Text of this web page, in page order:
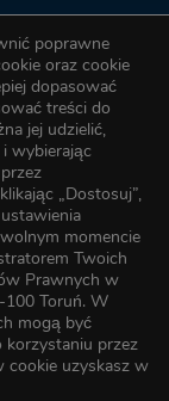
został
kontakt
pod
poprawne
oraz cookie
dopasować
treści do
jej udzielić,
wybierając
„Dostosuj”,
momencie
Twoich
Prawnych w
100 Toruń. W
mogą być
korzystaniu przez
cookie uzyskasz w